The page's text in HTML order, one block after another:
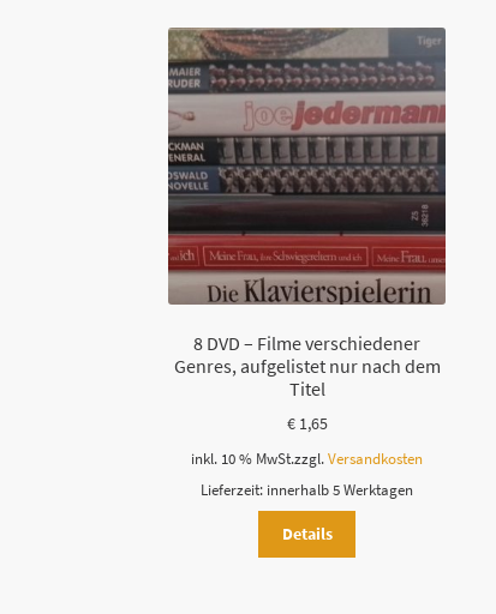
8 DVD – Filme verschiedener
Genres, aufgelistet nur nach dem
Titel
€1,65
inkl. 10 % MwSt.zzgl.Versandkosten
Lieferzeit: innerhalb 5 Werktagen
Details